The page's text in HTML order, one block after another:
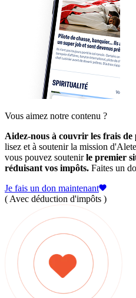
Vous aimez notre contenu ?
Aidez-nous à couvrir les frais
lisez et à soutenir la mission
vous pouvez soutenirle premier
réduisant vos impôts. Faites un
Je fais un don maintenant
( Avec déduction d'impôts )